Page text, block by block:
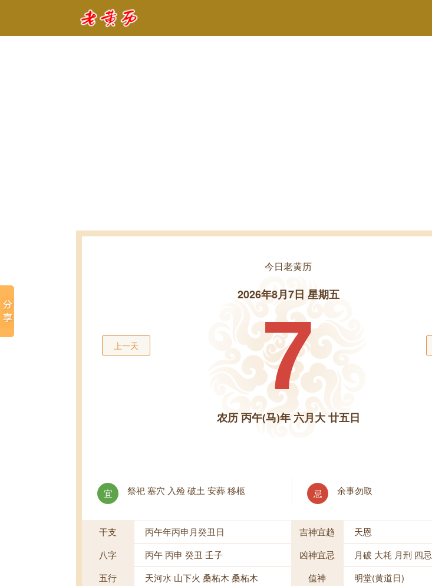
上一天
今日老黄历
2026年8月7日 星期五
7
农历 丙午(马)年 六月大 廿五日
宜 祭祀 塞穴 入殓 破土 安葬 移柩 忌 余事勿取
干支 丙午年丙申月癸丑日 吉神宜趋
天恩
八字
丙午 丙申 癸丑 壬子 凶神宜忌
月破 大耗 月刑 四忌
五行
天河水 山下火 桑柘木 桑柘木 值神
明堂(黄道日)